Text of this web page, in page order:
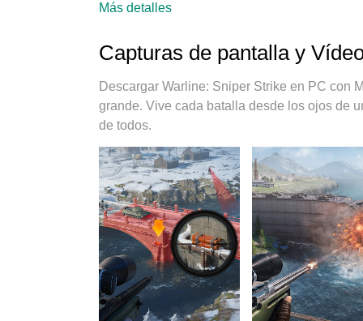
en PC. Juega todo el tiempo que quieras, sin
nuestra experiencia, el exquisito sistema de
en un verdadero juego de PC. Codificado
hace posible jugar 2 o más cuentas en el
de emulación puede liberar todo el potencial
cómo juegas, sino también todo el proceso
Más detalles
Capturas de pantalla y
Descargar Warline: Sniper Strike en PC con
grande. Vive cada batalla desde los ojos de
de todos.